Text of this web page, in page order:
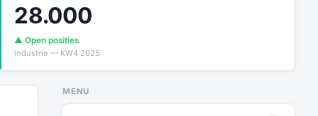
28.000
▲ Open posities
industrie — KW4 2025
MENU